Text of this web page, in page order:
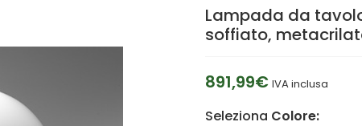
Lampada da
soffiato,
891,99€ IVA inclusa
Seleziona Colore: